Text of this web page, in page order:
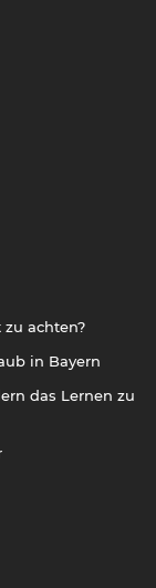
achten?
in Bayern
das Lernen zu